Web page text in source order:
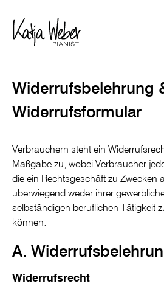
Widerrufsbelehrung
Widerrufsformular
Verbrauchern steht ein
Maßgabe zu, wobei Verbraucher
die ein Rechtsgeschäft zu Zwecken
überwiegend weder ihrer
selbständigen beruflichen Tätigkeit
können:
A.
Widerrufsrecht